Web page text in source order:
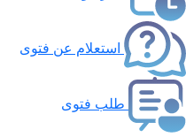
استعلام عن فتوى
طلب فتوى